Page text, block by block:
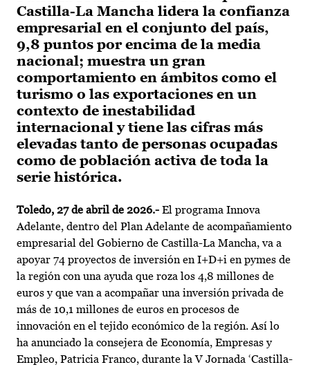
Castilla-La Mancha lidera la confianza
empresarial en el conjunto del país,
9,8 puntos por encima de la media
nacional; muestra un gran
comportamiento en ámbitos como el
turismo o las exportaciones en un
contexto de inestabilidad
internacional y tiene las cifras más
elevadas tanto de personas ocupadas
como de población activa de toda la
serie histórica.
Toledo, 27 de abril de 2026.- El programa Innova
Adelante, dentro del Plan Adelante de acompañamiento
empresarial del Gobierno de Castilla-La Mancha, va a
apoyar 74 proyectos de inversión en I+D+i en pymes de
la región con una ayuda que roza los 4,8 millones de
euros y que van a acompañar una inversión privada de
más de 10,1 millones de euros en procesos de
innovación en el tejido económico de la región. Así lo
ha anunciado la consejera de Economía, Empresas y
Empleo, Patricia Franco, durante la V Jornada ‘Castilla-